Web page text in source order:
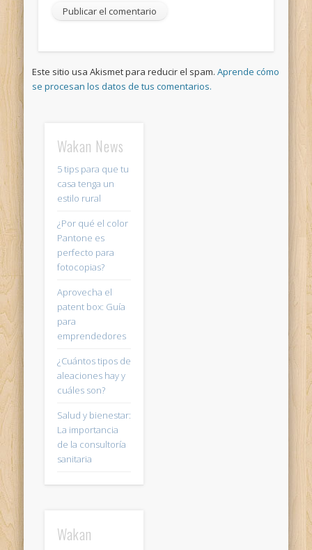
Este sitio usa Akismet para reducir el spam.Aprende cómo
se procesan los datos de tus comentarios.
Wakan News
5 tips para que tu
casa tenga un
estilo rural
¿Por qué el color
Pantone es
perfecto para
fotocopias?
Aprovecha el
patent box: Guía
para
emprendedores
¿Cuántos tipos de
aleaciones hay y
cuáles son?
Salud y bienestar:
La importancia
de la consultoría
sanitaria
Wakan